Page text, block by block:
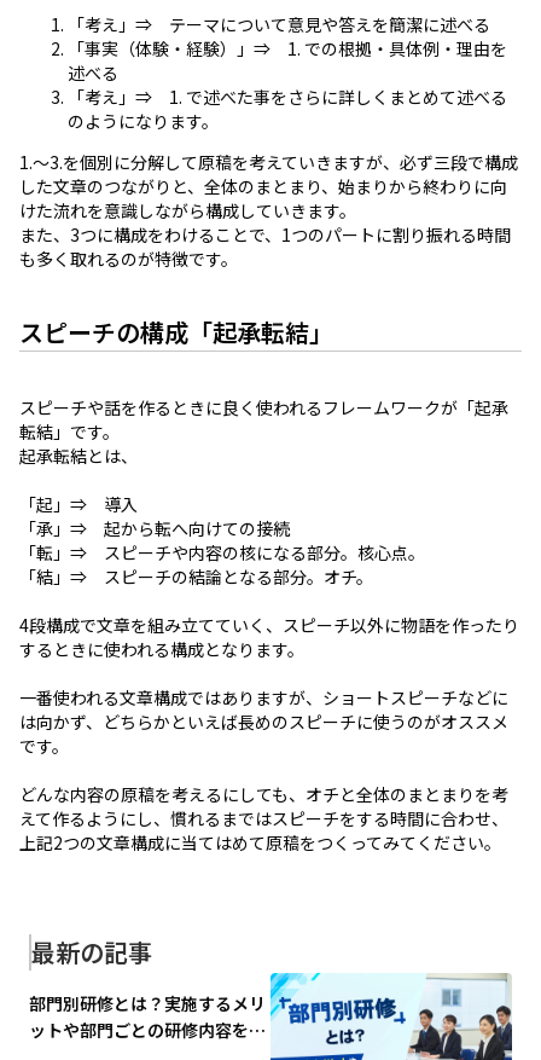
「考え」⇒ テーマについて意見や答えを簡潔に述べる
「事実（体験・経験）」⇒ 1. での根拠・具体例・理由を
述べる
「考え」⇒ 1. で述べた事をさらに詳しくまとめて述べる
のようになります。
1.～3.を個別に分解して原稿を考えていきますが、必ず三段で構成
した文章のつながりと、全体のまとまり、始まりから終わりに向
けた流れを意識しながら構成していきます。
また、3つに構成をわけることで、1つのパートに割り振れる時間
も多く取れるのが特徴です。
スピーチの構成「起承転結」
スピーチや話を作るときに良く使われるフレームワークが「起承
転結」です。
起承転結とは、
「起」⇒　導入
「承」⇒　起から転へ向けての接続
「転」⇒　スピーチや内容の核になる部分。核心点。
「結」⇒　スピーチの結論となる部分。オチ。
4段構成で文章を組み立てていく、スピーチ以外に物語を作ったり
するときに使われる構成となります。
一番使われる文章構成ではありますが、ショートスピーチなどに
は向かず、どちらかといえば長めのスピーチに使うのがオススメ
です。
どんな内容の原稿を考えるにしても、オチと全体のまとまりを考
えて作るようにし、慣れるまではスピーチをする時間に合わせ、
上記2つの文章構成に当てはめて原稿をつくってみてください。
最新の記事
部門別研修とは？実施するメリ
ットや部門ごとの研修内容を解